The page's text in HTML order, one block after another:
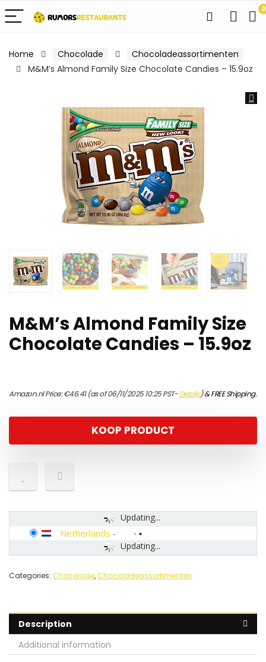
0
Home Chocolade
Chocoladeassortimenten
M&M’s Almond Family Size Chocolate Candies – 15.9oz
M&M’s Almond Family Size
Chocolate Candies – 15.9oz
Amazon.nl Price:€46.41(as of 06/11/2025 10:25 PST-Details)&FREE Shipping.
KOOP PRODUCT
Updating...
Updating...
Netherlands -
Categories: Chocolade,Chocoladeassortimenten
Description
Additional information